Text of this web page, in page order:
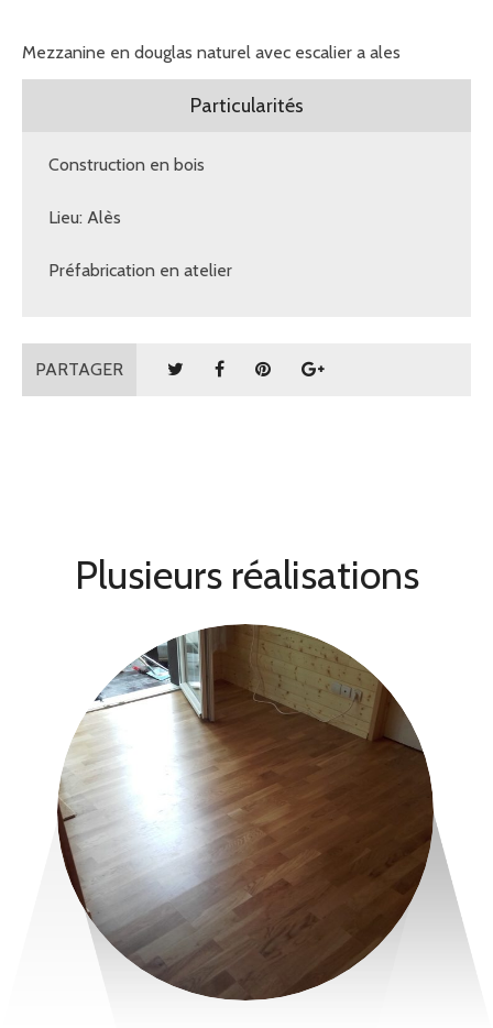
Mezzanine en douglas naturel avec escalier a ales
Particularités
Construction en bois
Lieu: Alès
Préfabrication en atelier
PARTAGER
Plusieurs réalisations